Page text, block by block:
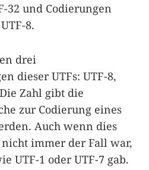
32 und Codierungen
8.
drei
dieser UTFs: UTF-8,
Zahl gibt die
zur Codierung eines
Auch wenn dies
immer der Fall war,
UTF-1 oder UTF-7 gab.